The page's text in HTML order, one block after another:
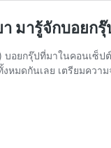
า มารู้จักบอย
บอยกรุ๊ปที่มาในคอนเซ็ป
งหมดกันเลย เตรียมควา